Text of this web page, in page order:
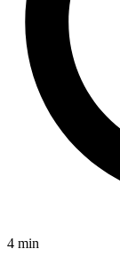
4 min